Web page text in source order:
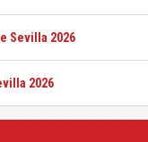
Sevilla 2026
2026